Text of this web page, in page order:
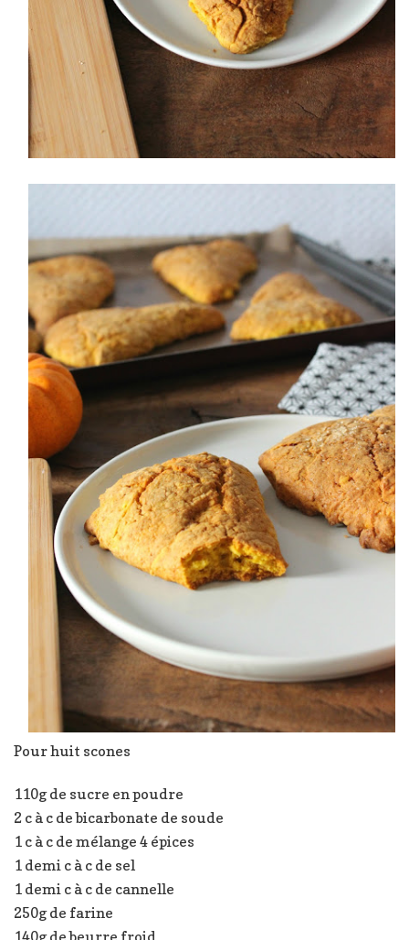
Pour huit scones
110g de sucre en poudre
2 c à c de bicarbonate de soude
1 c à c de mélange 4 épices
1 demi c à c de sel
1 demi c à c de cannelle
250g de farine
140g de beurre froid